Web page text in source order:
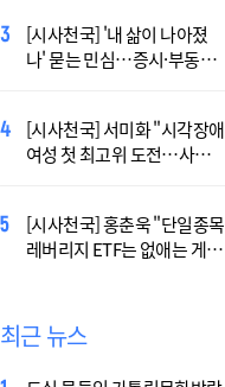
[시사천국] '내 삶이 나아졌
나' 묻는 민심…증시·부동산
[시사천국] 서미화 "시각장애
여성 첫 최고위 도전…사회
[시사천국] 홍춘욱 "단일종목
레버리지 ETF는 없애는 게 맞
433곡 뚫은 한국 청년의 노
래…2027 서울 WYD 공식 주
대전신학교 유학 사제, 중국
최연소 주교 됐다
[시사천국] 서범수 '돌려차기'
발언 파장…"사석에서도 안
최근 뉴스